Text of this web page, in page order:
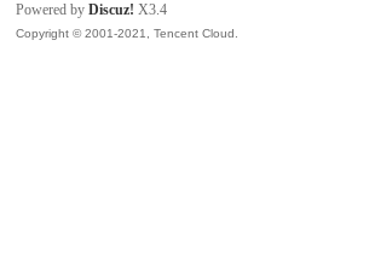
Powered byDiscuz! X3.4
Copyright © 2001-2021, Tencent Cloud.